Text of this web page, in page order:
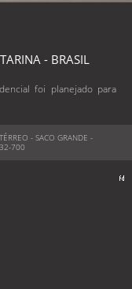
- BRASIL
foi planejado para
- SACO GRANDE -
700